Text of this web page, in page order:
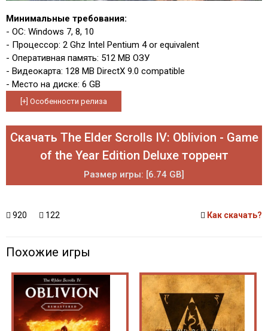
Минимальные требования:
- ОС: Windows 7, 8, 10
- Процессор: 2 Ghz Intel Pentium 4 or equivalent
- Оперативная память: 512 MB ОЗУ
- Видеокарта: 128 MB DirectX 9.0 compatible
- Место на диске: 6 GB
Скачать The Elder Scrolls IV: Oblivion - Game
of the Year Edition Deluxe торрент
Размер игры: [6.74 GB]
920 122 Как скачать?
Похожие игры